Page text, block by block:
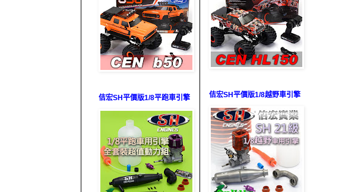
佶宏SH平價版1/8平跑車引擎 佶宏SH平價版1/8越野車引擎